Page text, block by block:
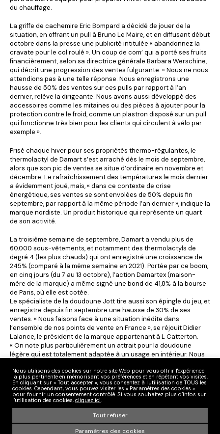
du chauffage.
La griffe de cachemire Eric Bompard a décidé de jouer de la
situation, en offrant un pull à Bruno Le Maire, et en diffusant début
octobre dans la presse une publicité intitulée « abandonnez la
cravate pour le col roulé ». Un coup de com’ qui a porté ses fruits
financièrement, selon sa directrice générale Barbara Werschine,
qui décrit une progression des ventes fulgurante. « Nous ne nous
attendions pas à une telle réponse. Nous enregistrons une
hausse de 50% des ventes sur ces pulls par rapport à l’an
dernier, relève la dirigeante. Nous avons aussi développé des
accessoires comme les mitaines ou des pièces à ajouter pour la
protection contre le froid, comme un plastron disposé sur un pull
qui fonctionne très bien pour les clients qui circulent à vélo par
exemple ».
Prisé chaque hiver pour ses propriétés thermo-régulantes, le
thermolactyl de Damart s’est arraché dès le mois de septembre,
alors que son pic de ventes se situe d’ordinaire en novembre et
décembre. Le rafraîchissement des températures le mois dernier
a évidemment joué, mais, « dans ce contexte de crise
énergétique, ses ventes se sont envolées de 50% depuis fin
septembre, par rapport à la même période l’an dernier », indique la
marque nordiste. Un produit historique qui représente un quart
de son activité.
La troisième semaine de septembre, Damart a vendu plus de
60.000 sous-vêtements, et notamment des thermolactyls de
degré 4 (les plus chauds) qui ont enregistré une croissance de
245% (comparé à la même semaine en 2021). Portée par ce boom,
en cinq jours (du 7 au 13 octobre), l’action Damartex (maison-
mère de la marque) a même signé une bond de 41,8% à la bourse
de Paris, où elle est cotée.
Le spécialiste de la doudoune Jott tire aussi son épingle du jeu, et
enregistre depuis fin septembre une hausse de 30% de ses
ventes. « Nous faisons face à une situation inédite dans
l’ensemble de nos points de vente en France », se réjouit Didier
Lalance, le président de la marque appartenant à L Catterton.
« On note plus particulièrement un attrait pour la doudoune
légère qui est totalement adaptée à un usage en intérieur. Nous
équiper leurs collaborateurs ».
Sans préciser de détails chiffrés, le géant Decathlon nous indique
qu’il constate dans ses magasins « un engouement pour les
vêtements chauds (couches 1,2 et 3), avec un top 3 dominé par
les doudounes, les polaires et les sous-vêtements techniques ».
➔ Lire la suite de l’article surFashion Network
Nous utilisons des cookies sur notre site Web pour vous offrir l'expérience
la plus pertinente en mémorisant vos préférences et en répétant vos visites.
En cliquant sur « Tout accepter », vous consentez à l'utilisation de TOUS les
cookies. Cependant, vous pouvez visiter les « Paramètres des cookies »
pour fournir un consentement contrôlé. Si vous souhaitez plus d’infos sur
l’utilisation des cookies, cliquez ici.
Tout refuser
Paramètres des cookies